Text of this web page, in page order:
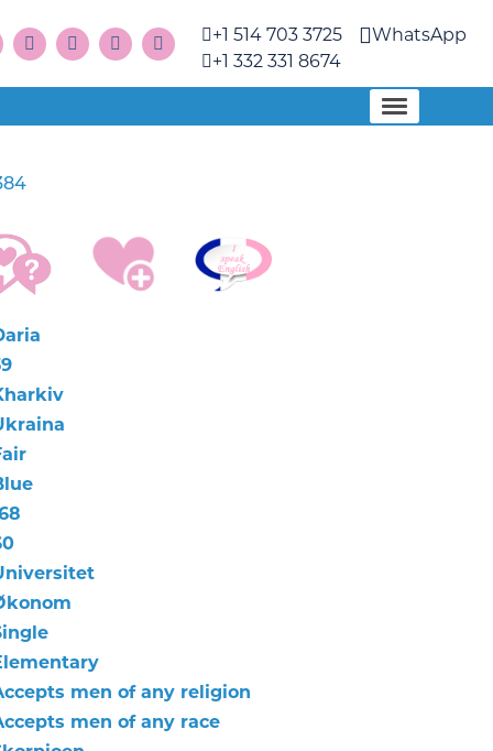
+1 514 703 3725
+1 332 331 8674
WhatsApp
men of any religion
men of any race